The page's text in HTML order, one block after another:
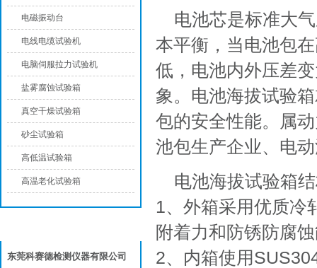
电池芯是标准大
本平衡，当电池包
低，电池内外压差
象。电池海拔试验
包的安全性能。属
池包生产企业、电
电池海拔试验箱
1、外箱采用优质冷
附着力和防锈防腐
2、内箱使用
电磁振动台
电线电缆试验机
电脑伺服拉力试验机
盐雾腐蚀试验箱
真空干燥试验箱
砂尘试验箱
高低温试验箱
高温老化试验箱
东莞科赛德检测仪器有限公司